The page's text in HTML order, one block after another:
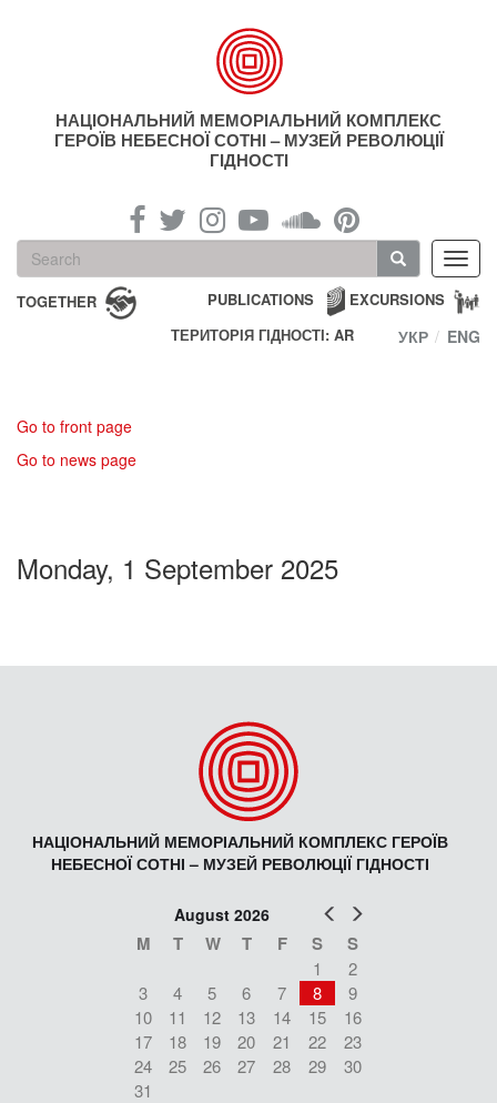
НАЦІОНАЛЬНИЙ МЕМОРІАЛЬНИЙ КОМПЛЕКС
ГЕРОЇВ НЕБЕСНОЇ СОТНІ – МУЗЕЙ РЕВОЛЮЦІЇ
ГІДНОСТІ
Search
form
Search
TOGETHER EXCURSIONS
PUBLICATIONS
ТЕРИТОРІЯ ГІДНОСТІ: AR
УКР ENG
Go to front page
Go to news page
Monday, 1 September 2025
НАЦІОНАЛЬНИЙ МЕМОРІАЛЬНИЙ КОМПЛЕКС ГЕРОЇВ
НЕБЕСНОЇ СОТНІ – МУЗЕЙ РЕВОЛЮЦІЇ ГІДНОСТІ
Prev
August 2026
M T W T F S S
1
2
3
4 5 6 7 8
9
10
11 12 13 14 15
16
17
18 19 20 21 22
23
24
25 26 27 28 29
30
31